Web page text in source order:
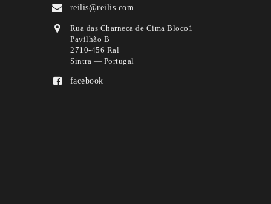
reilis@reilis.com
Rua das Charneca de Cima Bloco1
Pavilhão B
2710-456 Ral
Sintra — Portugal
facebook